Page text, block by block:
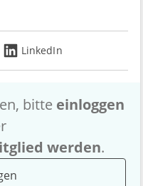
LinkedIn
bitte einloggen
werden.